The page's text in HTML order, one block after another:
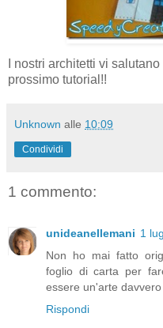
I nostri architetti vi
prossimo tutorial!!
Unknown alle 10:09
Condividi
1 commento:
unideanellemani 1
Non ho mai fatto
foglio di carta per
essere un'arte
Rispondi